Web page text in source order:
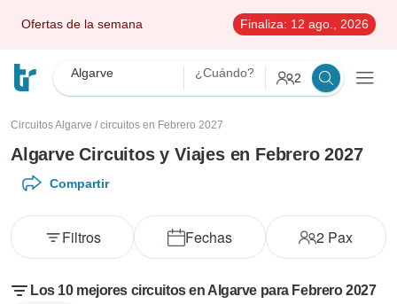
Ofertas de la semana Finaliza: 12 ago., 2026
Algarve ¿Cuándo? 2
Circuitos Algarve / circuitos en Febrero 2027
Algarve Circuitos y Viajes en Febrero 2027
Compartir
Fechas 2 Pax
Filtros
Los 10 mejores circuitos en Algarve para Febrero 2027